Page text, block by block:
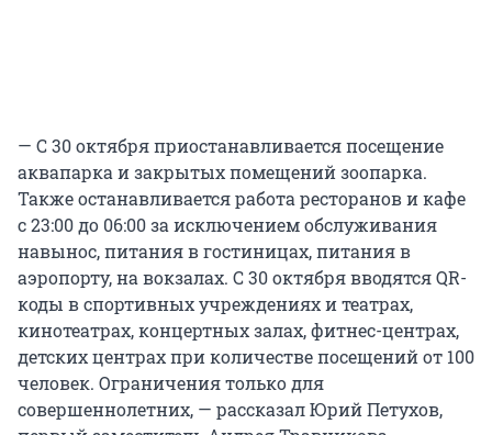
— С 30 октября приостанавливается посещение
аквапарка и закрытых помещений зоопарка.
Также останавливается работа ресторанов и кафе
с 23:00 до 06:00 за исключением обслуживания
навынос, питания в гостиницах, питания в
аэропорту, на вокзалах. С 30 октября вводятся QR-
коды в спортивных учреждениях и театрах,
кинотеатрах, концертных залах, фитнес-центрах,
детских центрах при количестве посещений от 100
человек. Ограничения только для
совершеннолетних, — рассказал Юрий Петухов,